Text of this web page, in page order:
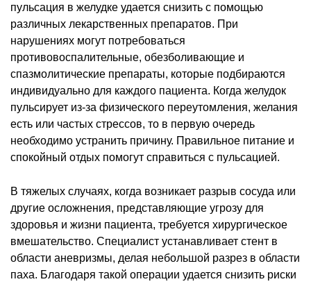
пульсация в желудке удается снизить с помощью
различных лекарственных препаратов. При
нарушениях могут потребоваться
противовоспалительные, обезболивающие и
спазмолитические препараты, которые подбираются
индивидуально для каждого пациента. Когда желудок
пульсирует из-за физического переутомления, желания
есть или частых стрессов, то в первую очередь
необходимо устранить причину. Правильное питание и
спокойный отдых помогут справиться с пульсацией.
В тяжелых случаях, когда возникает разрыв сосуда или
другие осложнения, представляющие угрозу для
здоровья и жизни пациента, требуется хирургическое
вмешательство. Специалист устанавливает стент в
области аневризмы, делая небольшой разрез в области
паха. Благодаря такой операции удается снизить риски